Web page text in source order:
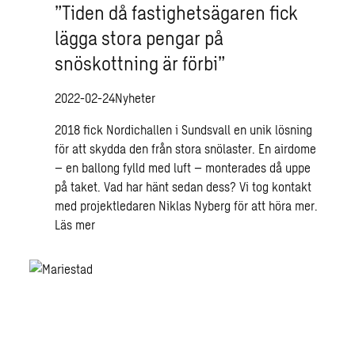
”Tiden då fastighetsägaren fick
lägga stora pengar på
snöskottning är förbi”
2022-02-24Nyheter
2018 fick Nordichallen i Sundsvall en unik lösning
för att skydda den från stora snölaster. En airdome
– en ballong fylld med luft – monterades då uppe
på taket. Vad har hänt sedan dess? Vi tog kontakt
med projektledaren Niklas Nyberg för att höra mer.
Läs mer